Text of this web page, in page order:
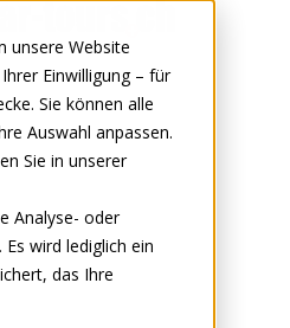
unsere Website
Einwilligung – für
Sie können alle
Auswahl anpassen.
Sie in unserer
Analyse- oder
wird lediglich ein
das Ihre